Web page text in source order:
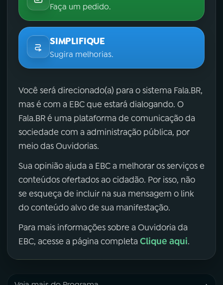
Faça um pedido.
SIMPLIFIQUE
Sugira melhorias.
Você será direcionado(a) para o sistema Fala.BR,
mas é com a EBC que estará dialogando. O
Fala.BR é uma plataforma de comunicação da
sociedade com a administração pública, por
meio das Ouvidorias.
Sua opinião ajuda a EBC a melhorar os serviços e
conteúdos ofertados ao cidadão. Por isso, não
se esqueça de incluir na sua mensagem o link
do conteúdo alvo de sua manifestação.
Para mais informações sobre a Ouvidoria da
EBC, acesse a página completa Clique aqui.